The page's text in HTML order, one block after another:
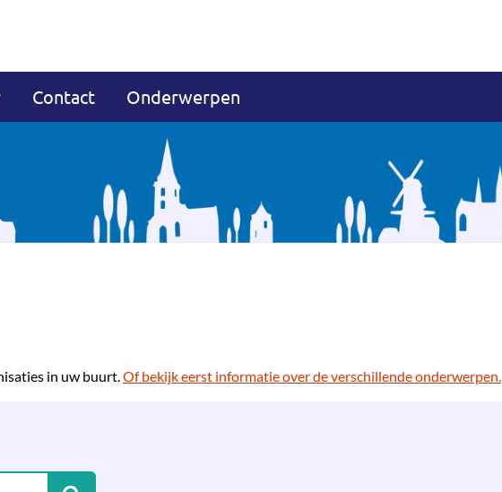
Contact Onderwerpen
in uw buurt.Of bekijk eerst informatie over de verschillende onderwerpen.